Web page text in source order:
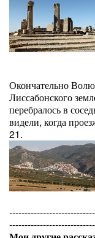
Окончательно
Лиссабонского
перебралось в
видели, когда
21.